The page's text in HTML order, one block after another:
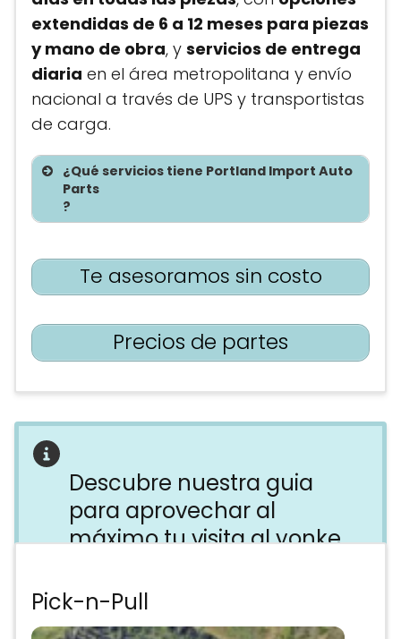
extendidas de 6 a 12 meses para piezas
y mano de obra, y servicios de entrega
diaria en el área metropolitana y envío
nacional a través de UPS y transportistas
de carga.
¿Qué servicios tiene Portland Import Auto
Parts
?
Te asesoramos sin costo
Precios de partes
Descubre nuestra guia
para aprovechar al
máximo tu visita al yonke
en el yonke equivocado. Descubre
todo lo que necesitas saber
Pick-n-Pull